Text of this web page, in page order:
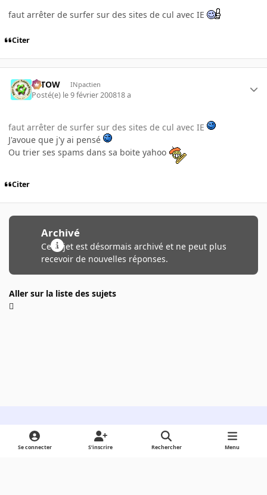
faut arrêter de surfer sur des sites de cul avec IE
Citer
toTOW INpactien
Posté(e) le 9 février 200818 a
faut arrêter de surfer sur des sites de cul avec IE
J'avoue que j'y ai pensé
Ou trier ses spams dans sa boite yahoo
Citer
Archivé
Ce sujet est désormais archivé et ne peut plus
recevoir de nouvelles réponses.
Aller sur la liste des sujets
Light ModeDark ModeSystem Preference
Se connecter S’inscrire Rechercher Menu